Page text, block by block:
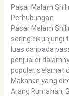
Pasar Malam
Perhubungan
Pasar Malam
sering dikunjungi
luas daripada
penjual di
populer. selamat
Makanan yang
Arang Rumahan,